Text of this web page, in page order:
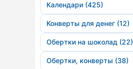
Календари (425)
Конверты для денег (12)
Обертки на шоколад (22)
Обертки, конверты (38)